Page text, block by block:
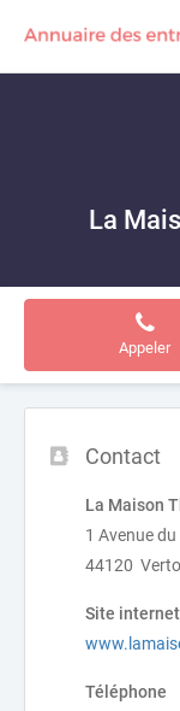
La
Appeler
Contact
La Maison
1 Avenue
44120
Site internet
Téléphone